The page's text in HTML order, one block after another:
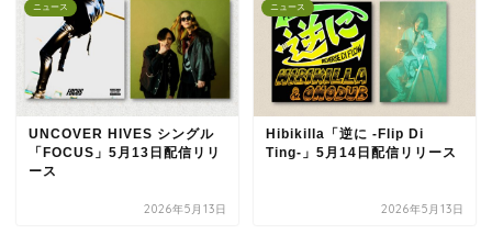
ニュース
UNCOVER HIVES シングル
「FOCUS」5月13日配信リリ
ース
2026年5月13日
ニュース
Hibikilla「逆に -Flip Di
Ting-」5月14日配信リリース
2026年5月13日